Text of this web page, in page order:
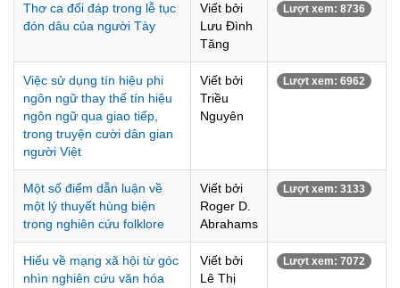
Thơ ca đối đáp trong lễ tục
đón dâu của người Tày
Viết bởi
Lưu Đình
Tăng
Lượt xem: 8736
Việc sử dụng tín hiệu phi
ngôn ngữ thay thế tín hiệu
ngôn ngữ qua giao tiếp,
trong truyện cười dân gian
người Việt
Viết bởi
Triều
Nguyên
Lượt xem: 6962
Một số điểm dẫn luận về
một lý thuyết hùng biện
trong nghiên cứu folklore
Viết bởi
Roger D.
Abrahams
Lượt xem: 3133
Hiểu về mạng xã hội từ góc
nhìn nghiên cứu văn hóa
Viết bởi
Lê Thị
Lượt xem: 7072